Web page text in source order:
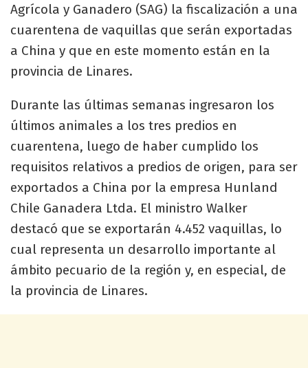
Agrícola y Ganadero (SAG) la fiscalización a una
cuarentena de vaquillas que serán exportadas
a China y que en este momento están en la
provincia de Linares.
Durante las últimas semanas ingresaron los
últimos animales a los tres predios en
cuarentena, luego de haber cumplido los
requisitos relativos a predios de origen, para ser
exportados a China por la empresa Hunland
Chile Ganadera Ltda. El ministro Walker
destacó que se exportarán 4.452 vaquillas, lo
cual representa un desarrollo importante al
ámbito pecuario de la región y, en especial, de
la provincia de Linares.